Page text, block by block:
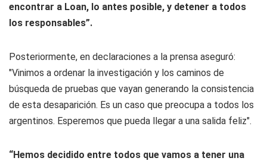
encontrar a Loan, lo antes posible, y detener a todos
los responsables”.
Posteriormente, en declaraciones a la prensa aseguró:
"Vinimos a ordenar la investigación y los caminos de
búsqueda de pruebas que vayan generando la consistencia
de esta desaparición. Es un caso que preocupa a todos los
argentinos. Esperemos que pueda llegar a una salida feliz".
“Hemos decidido entre todos que vamos a tener una